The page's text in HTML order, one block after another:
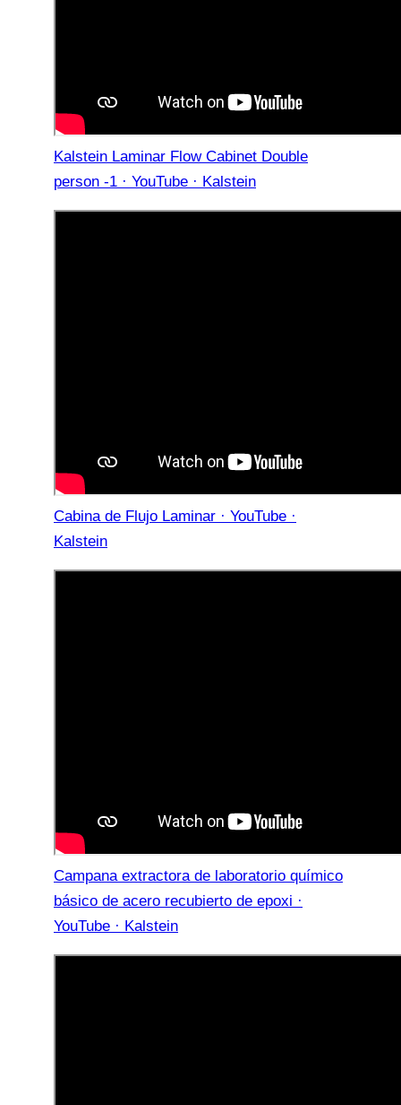
Kalstein Laminar Flow Cabinet Double
person -1 · YouTube · Kalstein
Cabina de Flujo Laminar · YouTube ·
Kalstein
Campana extractora de laboratorio químico
básico de acero recubierto de epoxi ·
YouTube · Kalstein